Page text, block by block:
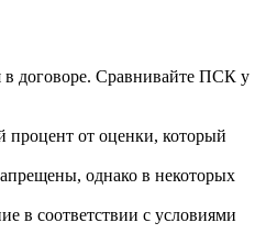
в договоре. Сравнивайте ПСК у
процент от оценки, который
однако в некоторых
в соответствии с условиями